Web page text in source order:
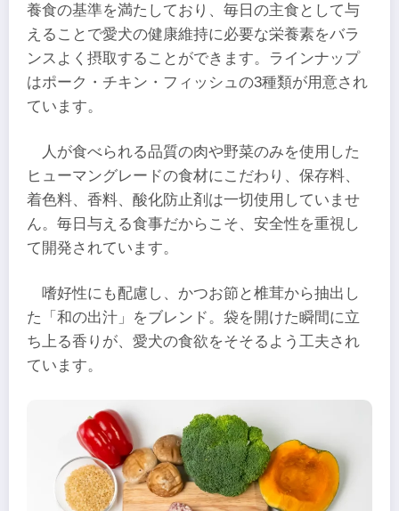
養食の基準を満たしており、毎日の主食として与
えることで愛犬の健康維持に必要な栄養素をバラ
ンスよく摂取することができます。ラインナップ
はポーク・チキン・フィッシュの3種類が用意され
ています。
人が食べられる品質の肉や野菜のみを使用した
ヒューマングレードの食材にこだわり、保存料、
着色料、香料、酸化防止剤は一切使用していませ
ん。毎日与える食事だからこそ、安全性を重視し
て開発されています。
嗜好性にも配慮し、かつお節と椎茸から抽出し
た「和の出汁」をブレンド。袋を開けた瞬間に立
ち上る香りが、愛犬の食欲をそそるよう工夫され
ています。